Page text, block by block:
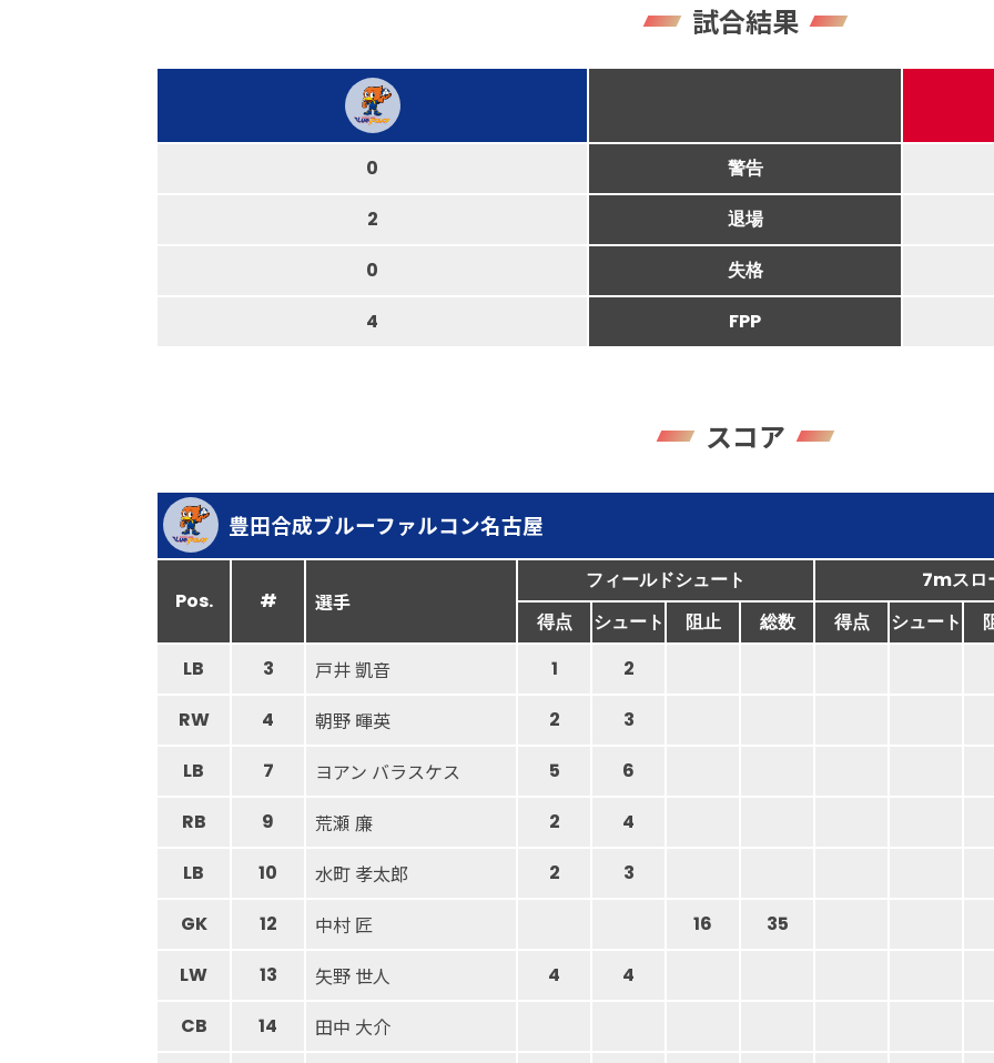
試合結果
0 警告
2
退場
0
失格
4
FPP
スコア
豊田合成ブルーファルコン名古屋
Pos. # 選手
フィールドシュート
7mスロ
得点
シュート 阻止 総数 得点 シュート
LB
3 戸井 凱音 1
2
RW
4 朝野 暉英 2
3
LB
7 ヨアン バラスケス 5
6
RB
9 荒瀬 廉 2
4
LB
10 水町 孝太郎 2 3
GK
12 中村 匠 16 35
LW
13 矢野 世人 4
4
CB
14 田中 大介